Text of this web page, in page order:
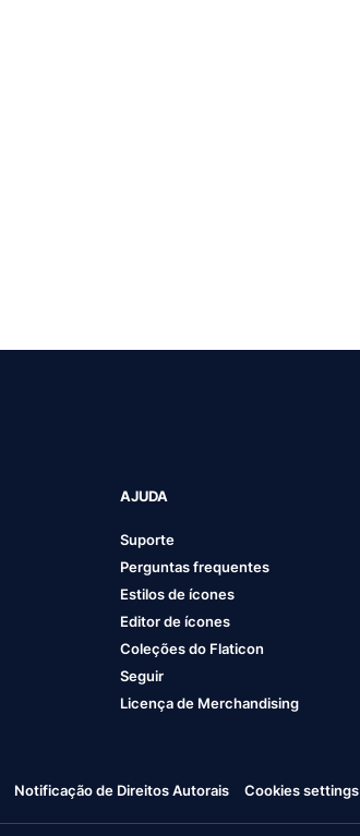
AJUDA
Suporte
Perguntas frequentes
Estilos de ícones
Editor de ícones
Coleções do Flaticon
Seguir
Licença de Merchandising
Notificação de Direitos Autorais Cookies settings